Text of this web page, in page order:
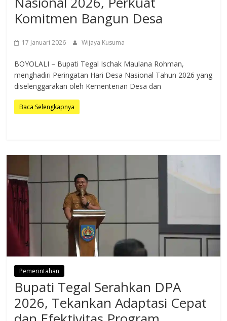
Komitmen Bangun Desa
17 Januari 2026 Wijaya Kusuma
BOYOLALI – Bupati Tegal Ischak Maulana Rohman,
menghadiri Peringatan Hari Desa Nasional Tahun 2026 yang
diselenggarakan oleh Kementerian Desa dan
Baca Selengkapnya
Pemerintahan
Bupati Tegal Serahkan DPA
2026, Tekankan Adaptasi Cepat